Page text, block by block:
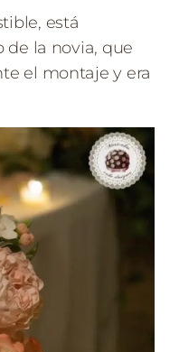
está
de la novia, que
el montaje y era